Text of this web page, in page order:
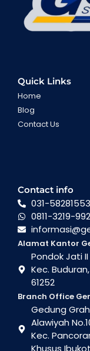
Quick Links
Home
Blog
Contact Us
Contact info
031-58281553
0811-3219-992
Alamat Kantor
Pondok Jati
Kec.
61252
Branch Office
Gedung
Alawiyah
Kec.
Khusus